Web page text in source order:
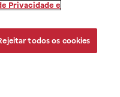
Privacidade e
todos os cookies